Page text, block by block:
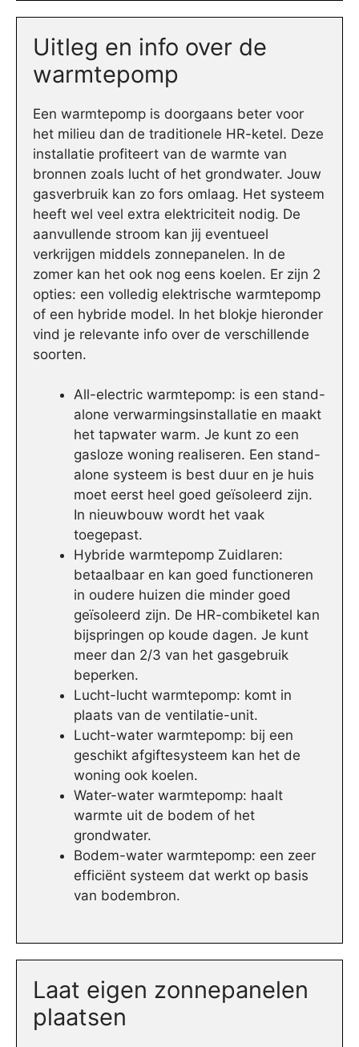
Uitleg en info over de
warmtepomp
Een warmtepomp is doorgaans beter voor
het milieu dan de traditionele HR-ketel. Deze
installatie profiteert van de warmte van
bronnen zoals lucht of het grondwater. Jouw
gasverbruik kan zo fors omlaag. Het systeem
heeft wel veel extra elektriciteit nodig. De
aanvullende stroom kan jij eventueel
verkrijgen middels zonnepanelen. In de
zomer kan het ook nog eens koelen. Er zijn 2
opties: een volledig elektrische warmtepomp
of een hybride model. In het blokje hieronder
vind je relevante info over de verschillende
soorten.
All-electric warmtepomp: is een stand-
alone verwarmingsinstallatie en maakt
het tapwater warm. Je kunt zo een
gasloze woning realiseren. Een stand-
alone systeem is best duur en je huis
moet eerst heel goed geïsoleerd zijn.
In nieuwbouw wordt het vaak
toegepast.
Hybride warmtepomp Zuidlaren:
betaalbaar en kan goed functioneren
in oudere huizen die minder goed
geïsoleerd zijn. De HR-combiketel kan
bijspringen op koude dagen. Je kunt
meer dan 2/3 van het gasgebruik
beperken.
Lucht-lucht warmtepomp: komt in
plaats van de ventilatie-unit.
Lucht-water warmtepomp: bij een
geschikt afgiftesysteem kan het de
woning ook koelen.
Water-water warmtepomp: haalt
warmte uit de bodem of het
grondwater.
Bodem-water warmtepomp: een zeer
efficiënt systeem dat werkt op basis
van bodembron.
Laat eigen zonnepanelen
plaatsen